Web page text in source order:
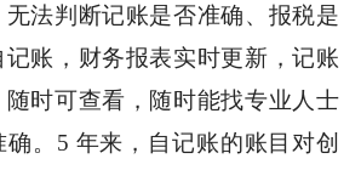
法判断记账是否准确、报税是
账，财务报表实时更新，记账
时可查看，随时能找专业人士
。5 年来，自记账的账目对创